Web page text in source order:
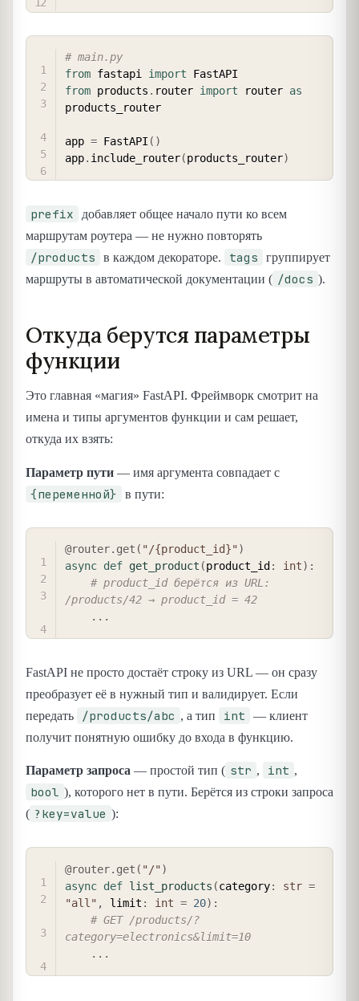
# main.py
from fastapi import
from products . router import router as
products_router
app = FastAPI ( )
app. include_router(products_router)
prefix
добавляет общее начало пути ко всем
маршрутам роутера — не нужно повторять
/products в каждом декораторе. tags
группирует
маршруты в автоматической документации ( /docs ).
Откуда берутся параметры
функции
Это главная «магия» FastAPI. Фреймворк смотрит на
имена и типы аргументов функции и сам решает,
откуда их взять:
Параметр пути — имя аргумента совпадает с
{переменной} в пути:
@router. get ( "/{product_id}")
async def get_product (product_id : int) :
# product_id берётся из URL:
/products/42 → product_id = 42
. . .
FastAPI не просто достаёт строку из URL — он сразу
преобразует её в нужный тип и валидирует. Если
передать
/products/abc , а тип int
— клиент
получит понятную ошибку до входа в функцию.
Параметр запроса — простой тип ( str , int ,
bool ), которого нет в пути. Берётся из строки запроса
( ?key=value ):
@router. get ( "/")
async def list_products (category: str =
"all" , limit : int = 20) :
# GET /products/?
category=electronics&limit=10
. . .